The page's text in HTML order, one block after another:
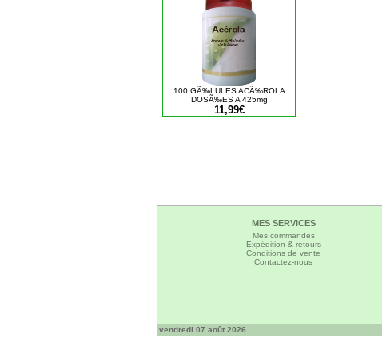
100 GÃ‰LULES ACÃ‰ROLA
DOSÃ‰ES A 425mg
11,99€
MES SERVICES
Mes commandes
Expédition & retours
Conditions de vente
Contactez-nous
vendredi 07 août 2026